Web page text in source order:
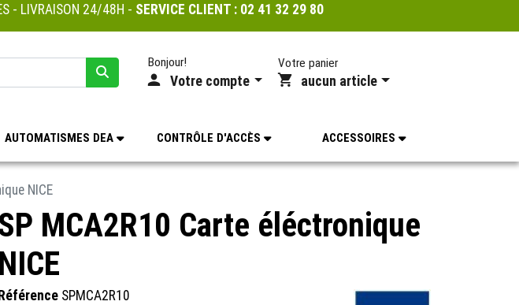
- LIVRAISON 24/48H - SERVICE CLIENT : 02 41 32 29 80
Bonjour!
Votre compte
Votre panier
aucun article
AUTOMATISMES DEA CONTRÔLE D'ACCÈS ACCESSOIRES
NICE
MCA2R10 Carte éléctronique
NICE
Référence SPMCA2R10